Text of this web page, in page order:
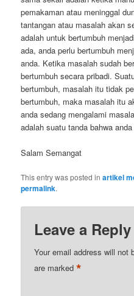
pemakaman atau meninggal
tantangan atau masalah akan
adalah untuk bertumbuh
ada, anda perlu bertumbuh
anda. Ketika masalah sudah
bertumbuh secara pribadi.
bertumbuh, masalah itu tidak
bertumbuh, maka masalah itu
anda sedang mengalami
adalah suatu tanda bahwa
Salam Semangat
This entry was posted inartikel
permalink.
Leave a Reply
Your email address will not
are marked*